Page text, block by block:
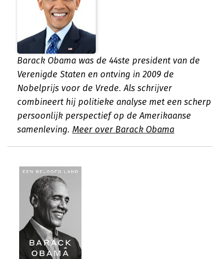
Barack Obama was de 44ste president van de
Verenigde Staten en ontving in 2009 de
Nobelprijs voor de Vrede. Als schrijver
combineert hij politieke analyse met een scherp
persoonlijk perspectief op de Amerikaanse
samenleving. Meer over Barack Obama